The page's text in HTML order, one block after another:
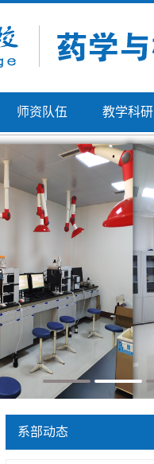
师资队伍 教学科研
系部动态